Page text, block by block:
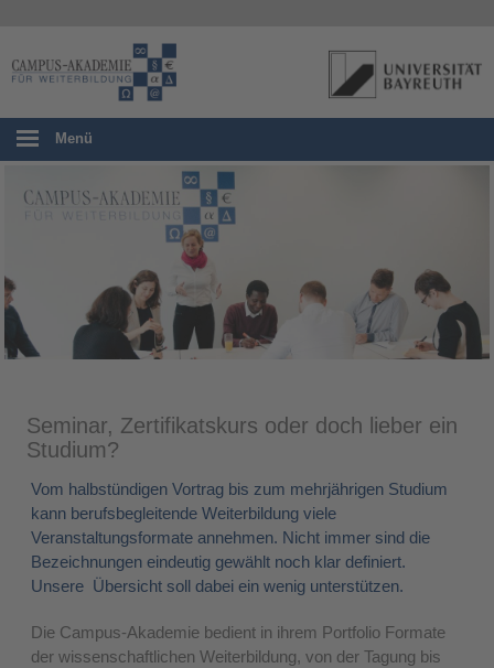
Menü
Seminar, Zertifikatskurs oder doch lieber ein
Studium?
Vom halbstündigen Vortrag bis zum mehrjährigen Studium
kann berufsbegleitende Weiterbildung viele
Veranstaltungsformate annehmen. Nicht immer sind die
Bezeichnungen eindeutig gewählt noch klar definiert.
Unsere Übersicht soll dabei ein wenig unterstützen.
Die Campus-Akademie bedient in ihrem Portfolio Formate
der wissenschaftlichen Weiterbildung, von der Tagung bis